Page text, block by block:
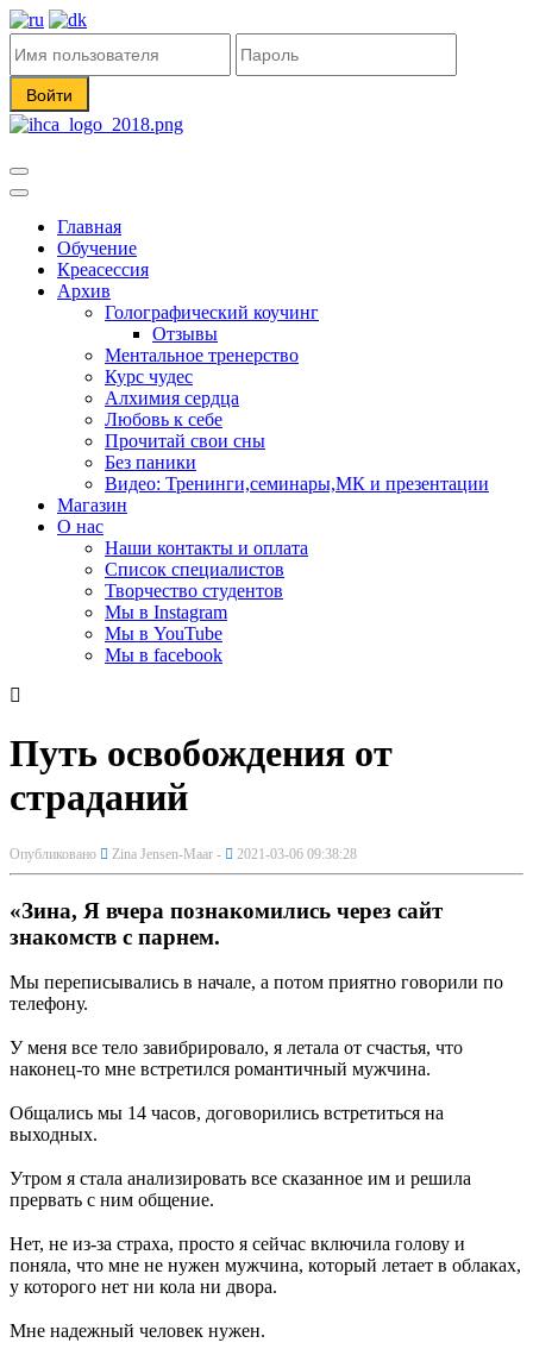
Toggle
navigation
Toggle
navigationГлавная
Обучение
Креасессия
Архив
Голографический коучинг
Отзывы
Ментальное тренерство
Курс чудес
Алхимия сердца
Любовь к себе
Прочитай свои сны
Без паники
Видео: Тренинги,семинары,МК и презентации
Магазин
О нас
Наши контакты и оплата
Список специалистов
Творчество студентов
Мы в Instagram
Мы в YouTube
Мы в facebook
Путь освобождения от
страданий
Опубликовано Zina Jensen-Maar - 2021-03-06 09:38:28
«Зина, Я вчера познакомились через сайт
знакомств с парнем.
Мы переписывались в начале, а потом приятно говорили по
телефону.
У меня все тело завибрировало, я летала от счастья, что
наконец-то мне встретился романтичный мужчина.
Общались мы 14 часов, договорились встретиться на
выходных.
Утром я стала анализировать все сказанное им и решила
прервать с ним общение.
Нет, не из-за страха, просто я сейчас включила голову и
поняла, что мне не нужен мужчина, который летает в облаках,
у которого нет ни кола ни двора.
Мне надежный человек нужен.